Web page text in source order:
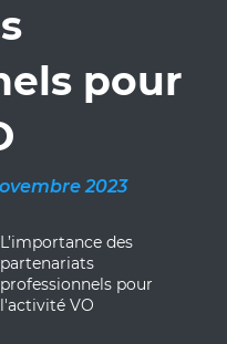
pour
2023
L’importance des
partenariats
professionnels pour
l'activité VO